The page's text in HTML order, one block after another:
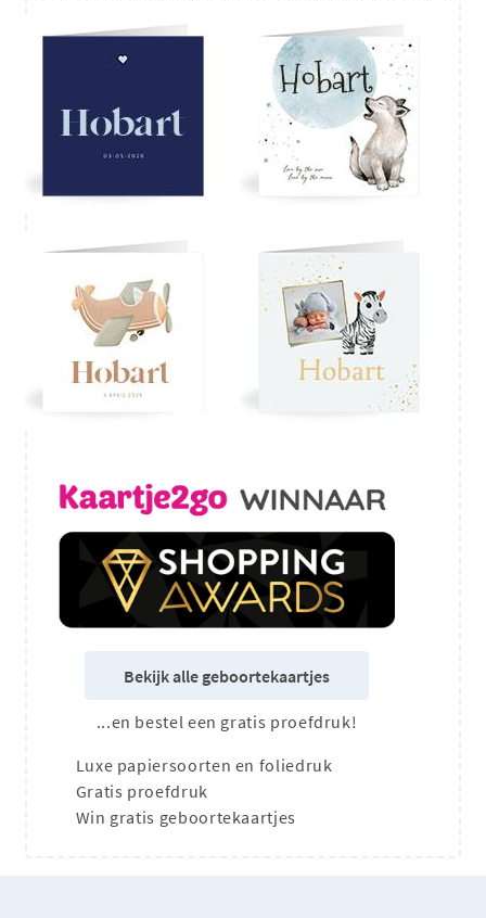
Bekijk alle geboortekaartjes
...en bestel een gratis proefdruk!
Luxe papiersoorten en foliedruk
Gratis proefdruk
Win gratis geboortekaartjes